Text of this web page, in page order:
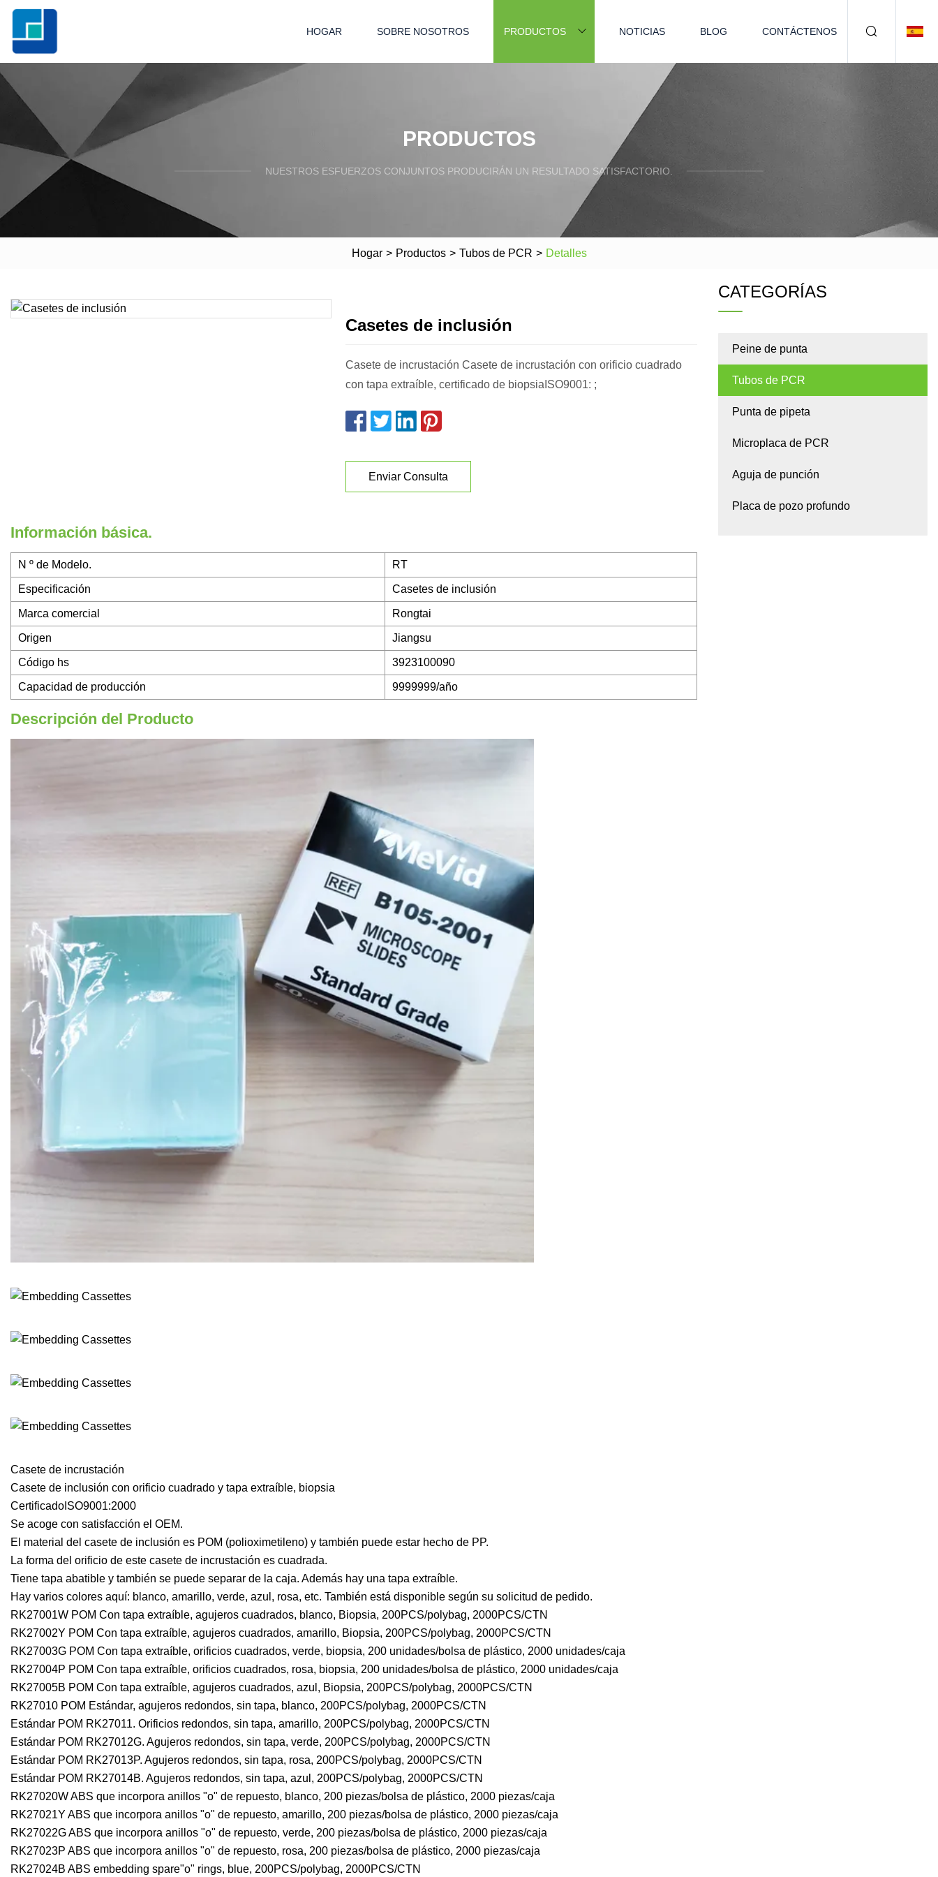
HOGAR SOBRE NOSOTROS PRODUCTOS NOTICIAS BLOG CONTÁCTENOS
PRODUCTOS
NUESTROS ESFUERZOS CONJUNTOS PRODUCIRÁN UN RESULTADO SATISFACTORIO.
Hogar > Productos > Tubos de PCR > Detalles
Casetes de inclusión
Casete de incrustación Casete de incrustación con orificio cuadrado
con tapa extraíble, certificado de biopsiaISO9001: ;
Enviar Consulta
Información básica.
N º de Modelo. RT
Especificación Casetes de inclusión
Marca comercial Rongtai
Origen Jiangsu
Código hs 3923100090
Capacidad de producción 9999999/año
Descripción del Producto
Casete de incrustación
Casete de inclusión con orificio cuadrado y tapa extraíble, biopsia
CertificadoISO9001:2000
Se acoge con satisfacción el OEM.
El material del casete de inclusión es POM (polioximetileno) y también puede estar hecho de PP.
La forma del orificio de este casete de incrustación es cuadrada.
Tiene tapa abatible y también se puede separar de la caja. Además hay una tapa extraíble.
Hay varios colores aquí: blanco, amarillo, verde, azul, rosa, etc. También está disponible según su solicitud de pedido.
RK27001W POM Con tapa extraíble, agujeros cuadrados, blanco, Biopsia, 200PCS/polybag, 2000PCS/CTN
RK27002Y POM Con tapa extraíble, agujeros cuadrados, amarillo, Biopsia, 200PCS/polybag, 2000PCS/CTN
RK27003G POM Con tapa extraíble, orificios cuadrados, verde, biopsia, 200 unidades/bolsa de plástico, 2000 unidades/caja
RK27004P POM Con tapa extraíble, orificios cuadrados, rosa, biopsia, 200 unidades/bolsa de plástico, 2000 unidades/caja
RK27005B POM Con tapa extraíble, agujeros cuadrados, azul, Biopsia, 200PCS/polybag, 2000PCS/CTN
RK27010 POM Estándar, agujeros redondos, sin tapa, blanco, 200PCS/polybag, 2000PCS/CTN
Estándar POM RK27011. Orificios redondos, sin tapa, amarillo, 200PCS/polybag, 2000PCS/CTN
Estándar POM RK27012G. Agujeros redondos, sin tapa, verde, 200PCS/polybag, 2000PCS/CTN
Estándar POM RK27013P. Agujeros redondos, sin tapa, rosa, 200PCS/polybag, 2000PCS/CTN
Estándar POM RK27014B. Agujeros redondos, sin tapa, azul, 200PCS/polybag, 2000PCS/CTN
RK27020W ABS que incorpora anillos "o" de repuesto, blanco, 200 piezas/bolsa de plástico, 2000 piezas/caja
RK27021Y ABS que incorpora anillos "o" de repuesto, amarillo, 200 piezas/bolsa de plástico, 2000 piezas/caja
RK27022G ABS que incorpora anillos "o" de repuesto, verde, 200 piezas/bolsa de plástico, 2000 piezas/caja
RK27023P ABS que incorpora anillos "o" de repuesto, rosa, 200 piezas/bolsa de plástico, 2000 piezas/caja
RK27024B ABS embedding spare"o" rings, blue, 200PCS/polybag, 2000PCS/CTN
CATEGORÍAS
Peine de punta
Tubos de PCR
Punta de pipeta
Microplaca de PCR
Aguja de punción
Placa de pozo profundo